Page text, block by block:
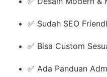
✅ Sudah SEO
✅ Bisa Custom
✅ Ada Panduan